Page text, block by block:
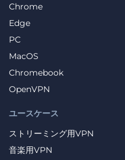
Chrome
Edge
PC
MacOS
Chromebook
OpenVPN
ユースケース
ストリーミング用VPN
音楽用VPN